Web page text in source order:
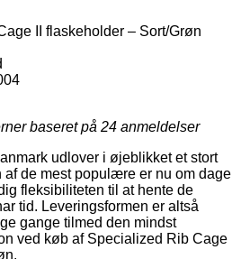
II flaskeholder – Sort/Grøn
baseret på 24 anmeldelser
udlover i øjeblikket et stort
af de mest populære er nu om dage
fleksibiliteten til at hente de
tid. Leveringsformen er altså
gange tilmed den mindst
ved køb af Specialized Rib Cage